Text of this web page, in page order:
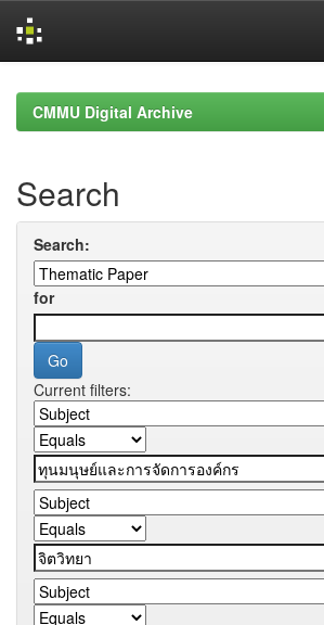
navigationCMMU Digital Archive
Search
Search:
for
Current filters: